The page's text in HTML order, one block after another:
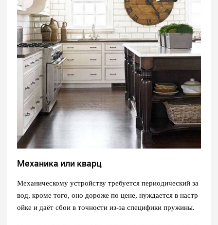
Механика или кварц
Механическому устройству требуется периодический за
вод, кроме того, оно дороже по цене, нуждается в настр
ойке и даёт сбои в точности из-за специфики пружины.